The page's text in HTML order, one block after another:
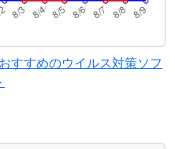
すすめのウイルス対策ソフ